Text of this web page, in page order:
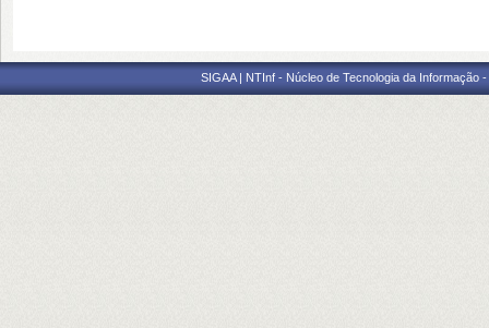
SIGAA | NTInf - Núcleo de Tecnologia da